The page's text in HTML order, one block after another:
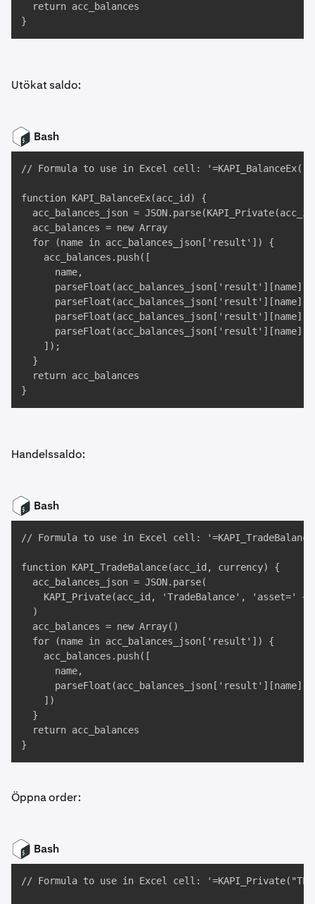
  return acc_balances
}
Utökat saldo:
Bash
// Formula to use in Excel cell:
function KAPI_BalanceEx(acc_id) {
acc_balances_json =
  acc_balances = new Array
  for (name in acc_balances_json['result']) {
    acc_balances.push([
      name,
    ]);
  }
  return acc_balances
}
Handelssaldo:
Bash
// Formula to use in Excel cell:
function KAPI_TradeBalance(acc_id, currency) {
  acc_balances_json = JSON.parse(
KAPI_Private(acc_id, 'TradeBalance', 'asset=' +
  )
  acc_balances = new Array()
  for (name in acc_balances_json['result']) {
    acc_balances.push([
      name,
      parseFloat(acc_balances_json['result'][name])
    ])
  }
  return acc_balances
}
Öppna order:
Bash
// Formula to use in Excel cell: